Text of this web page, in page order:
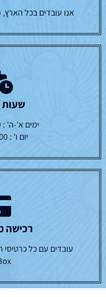
אנו עובדים בכל
שעות
ימים א'-ה' : 14:00 - 19:00
יום ו' : 9:00 - 10:30
רכישה